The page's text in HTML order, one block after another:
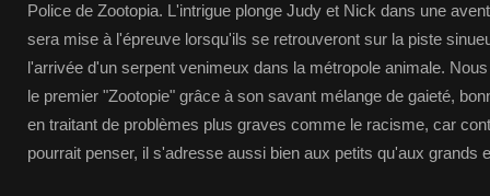
Police de Zootopia. L'intrigue plonge Judy et Nick dans une
sera mise à l'épreuve lorsqu'ils se retrouveront sur la piste
l'arrivée d'un serpent venimeux dans la métropole animale.
le premier "Zootopie" grâce à son savant mélange de gaieté,
en traitant de problèmes plus graves comme le racisme, car
pourrait penser, il s'adresse aussi bien aux petits qu'aux grands